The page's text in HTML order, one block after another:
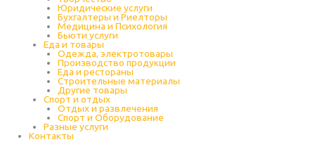
Юридические услуги
Бухгалтеры и Риелторы
Медицина и Психология
Бьюти услуги
Еда и товары
Одежда, электротовары
Производство продукции
Еда и рестораны
Строительные материалы
Другие товары
Спорт и отдых
Отдых и развлечения
Спорт и Оборудование
Разные услуги
Контакты